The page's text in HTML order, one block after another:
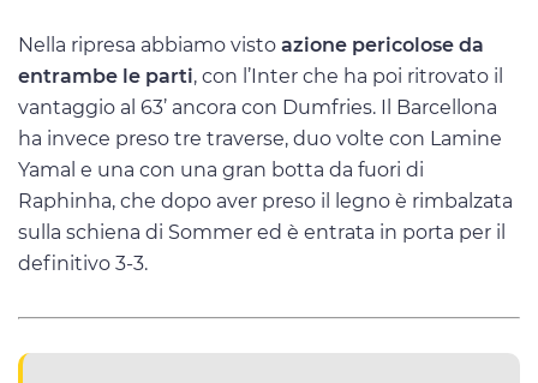
Nella ripresa abbiamo visto azione pericolose da
entrambe le parti, con l’Inter che ha poi ritrovato il
vantaggio al 63’ ancora con Dumfries. Il Barcellona
ha invece preso tre traverse, duo volte con Lamine
Yamal e una con una gran botta da fuori di
Raphinha, che dopo aver preso il legno è rimbalzata
sulla schiena di Sommer ed è entrata in porta per il
definitivo 3-3.